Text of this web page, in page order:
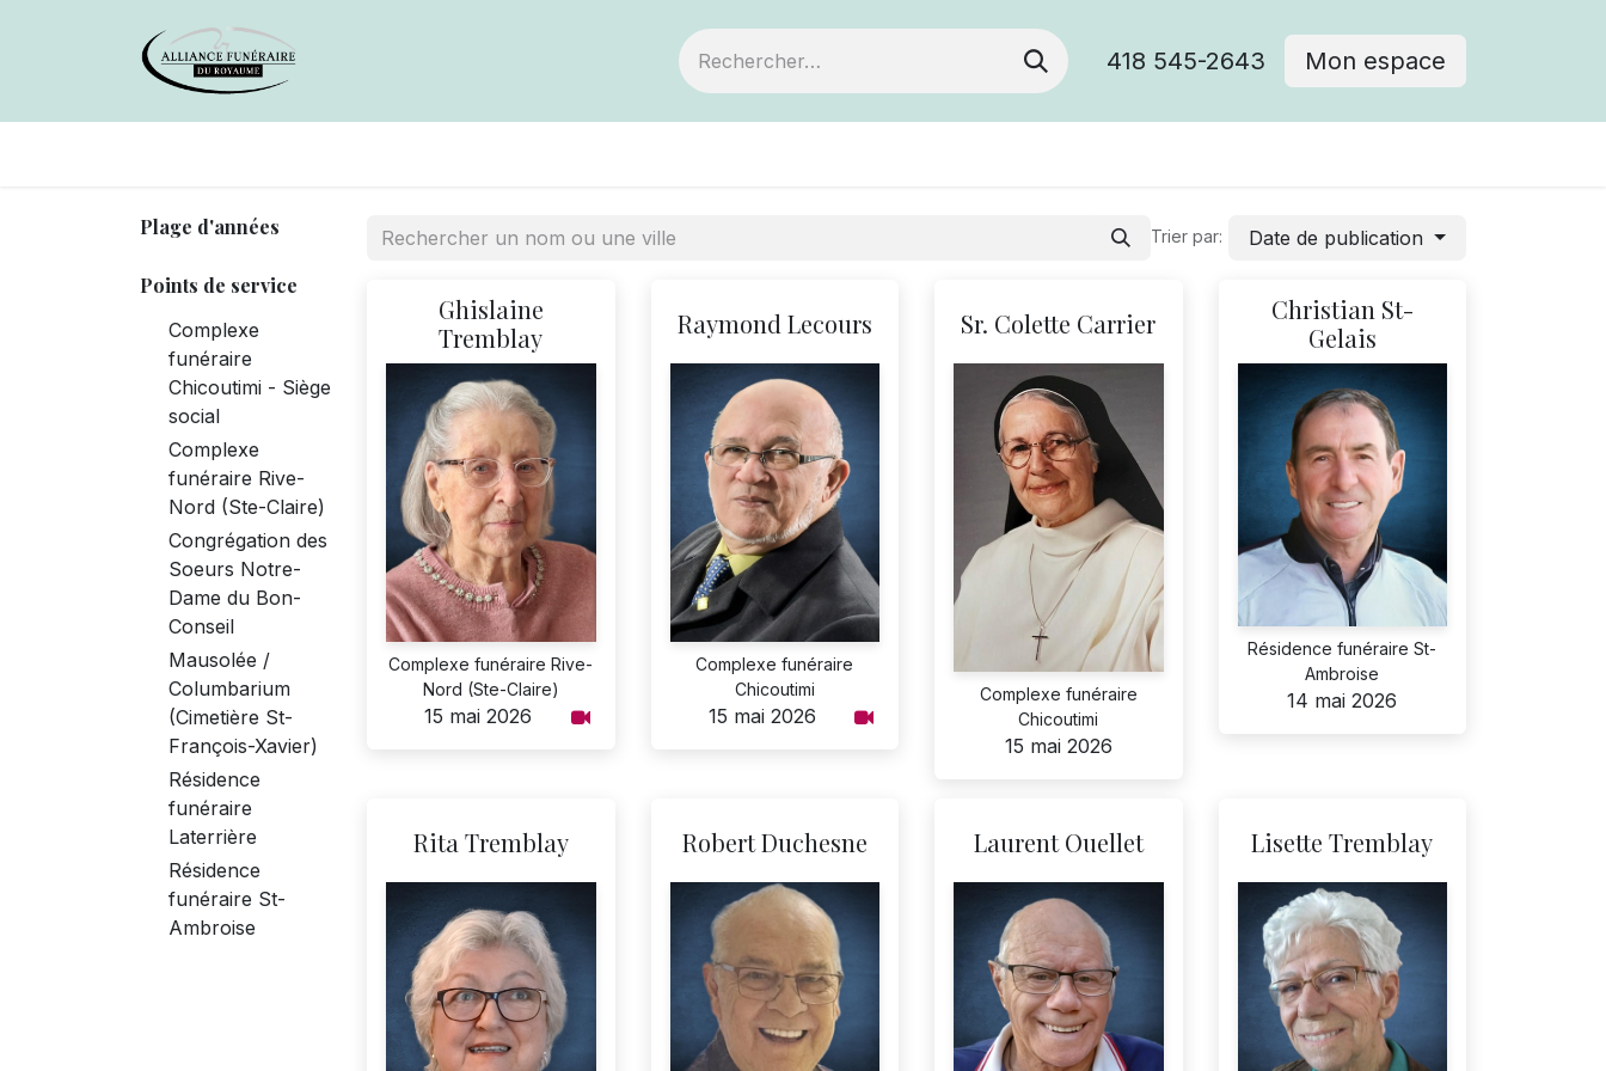
418 545-2643 Mon espace
Plage d'années
Points de service
Complexe
funéraire
Chicoutimi - Siège
social
Complexe
funéraire Rive-
Nord (Ste-Claire)
Congrégation des
Soeurs Notre-
Dame du Bon-
Conseil
Mausolée /
Columbarium
(Cimetière St-
François-Xavier)
Résidence
funéraire
Laterrière
Résidence
funéraire St-
Ambroise
Trier par: Date de publication
Ghislaine
Tremblay
Complexe funéraire Rive-
Nord (Ste-Claire)
15 mai 2026
Raymond Lecours
Complexe funéraire
Chicoutimi
15 mai 2026
Sr. Colette Carrier
Complexe funéraire
Chicoutimi
15 mai 2026
Christian St-
Gelais
Résidence funéraire St-
Ambroise
14 mai 2026
Rita Tremblay Robert Duchesne Laurent Ouellet Lisette Tremblay